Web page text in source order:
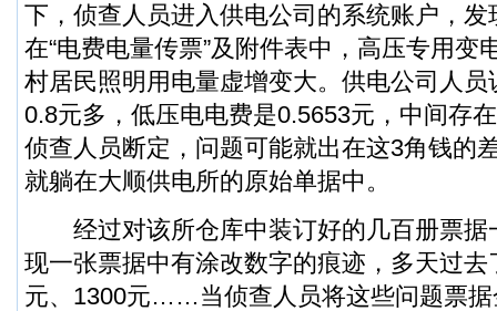
下，侦查人员进入供电公司的系统账户，
在“电费电量传票”及附件表中，高压专用变
村居民照明用电量虚增变大。供电公司人
0.8元多，低压电电费是0.5653元，中间存
侦查人员断定，问题可能就出在这3角钱的
就躺在大顺供电所的原始单据中。
经过对该所仓库中装订好的几百册票据
现一张票据中有涂改数字的痕迹，多天过
元、1300元……当侦查人员将这些问题票据